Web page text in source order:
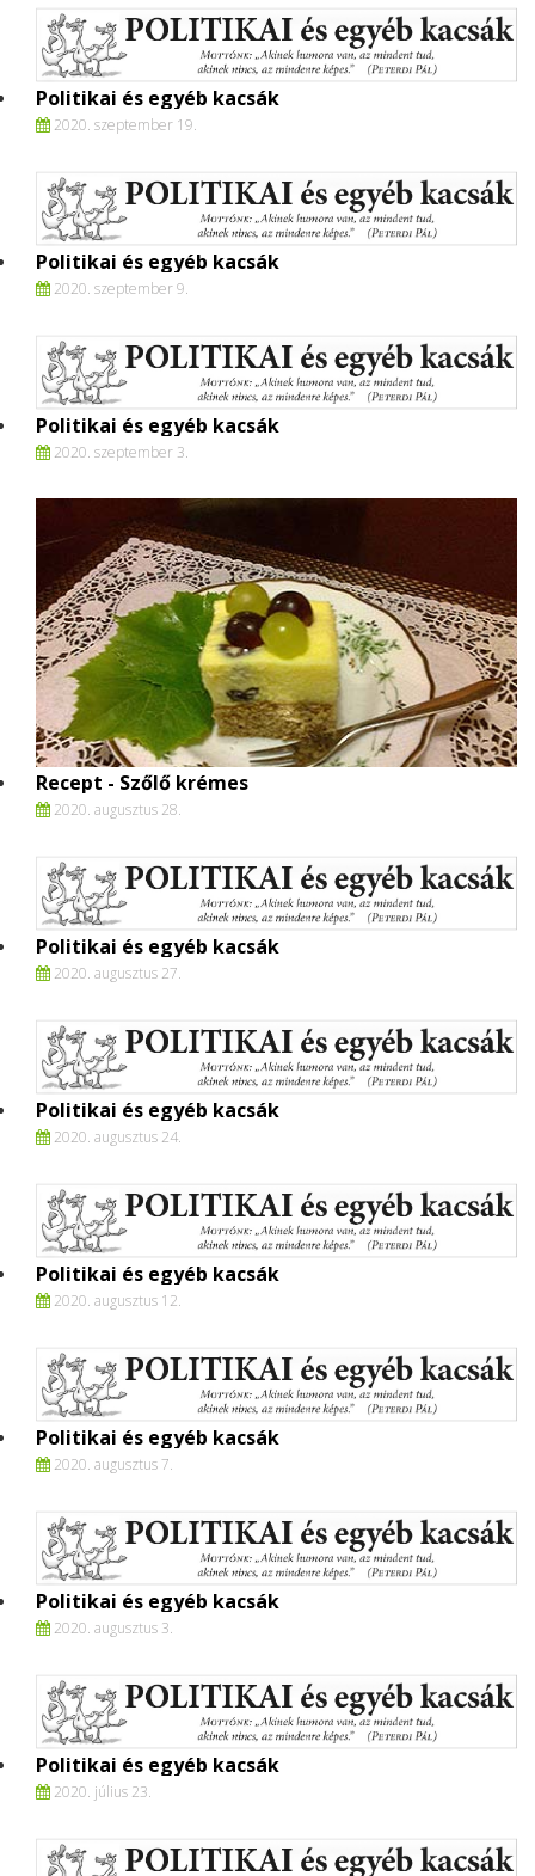
Politikai és egyéb kacsák
2020. szeptember 19.
Politikai és egyéb kacsák
2020. szeptember 9.
Politikai és egyéb kacsák
2020. szeptember 3.
Recept - Szőlő krémes
2020. augusztus 28.
Politikai és egyéb kacsák
2020. augusztus 27.
Politikai és egyéb kacsák
2020. augusztus 24.
Politikai és egyéb kacsák
2020. augusztus 12.
Politikai és egyéb kacsák
2020. augusztus 7.
Politikai és egyéb kacsák
2020. augusztus 3.
Politikai és egyéb kacsák
2020. július 23.